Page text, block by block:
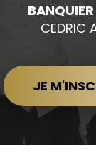
CEDRIC
JE